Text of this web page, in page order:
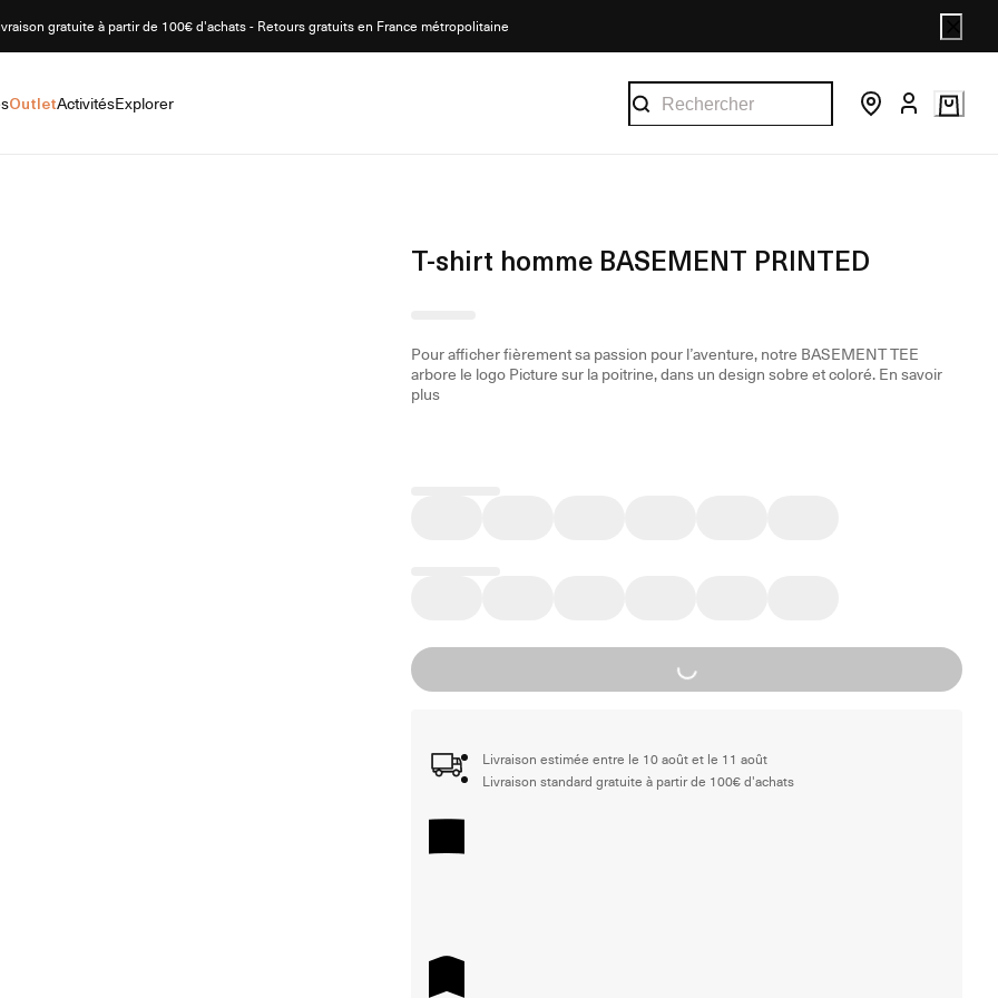
gratuite à partir de 100€ d'achats - Retours gratuits en France métropolitaine
OutletActivitésExplorer
T-shirt homme BASEMENT PRINTED
Pour afficher fièrement sa passion pour l’aventure, notre BASEMENT TEE
arbore le logo Picture sur la poitrine, dans un design sobre et coloré.En savoir
plus
Loading...
Livraison estimée entre le 10 août et le 11 août
Livraison standard gratuite à partir de 100€ d'achats